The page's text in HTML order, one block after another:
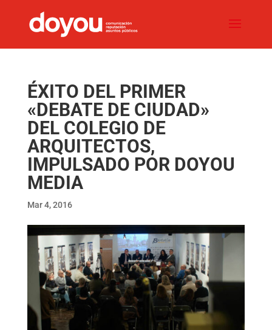
ÉXITO DEL PRIMER
«DEBATE DE CIUDAD»
DEL COLEGIO DE
ARQUITECTOS,
IMPULSADO POR DOYOU
MEDIA
Mar 4, 2016